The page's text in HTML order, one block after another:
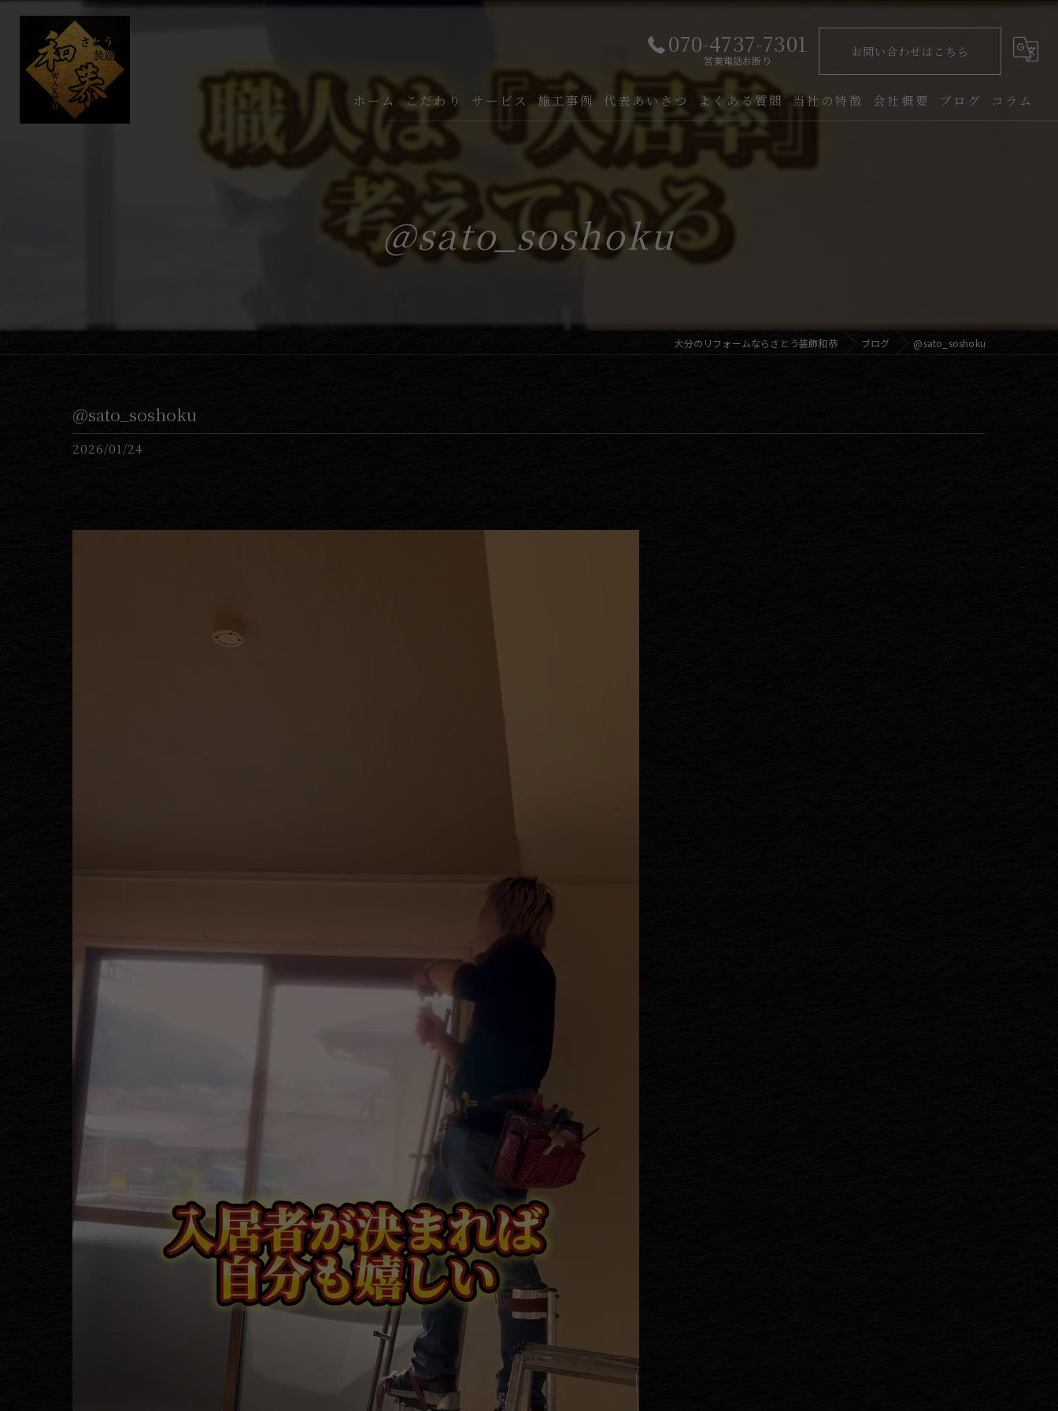
070-4737-7301
営業電話お断り
お問い合わせはこちら
ホーム こだわり サービス 施工事例 代表あいさつ よくある質問 当社の特徴 会社概要 ブログ コラム
@sato_soshoku
大分のリフォームならさとう装飾和恭 ブログ @sato_soshoku
@sato_soshoku
2026/01/24